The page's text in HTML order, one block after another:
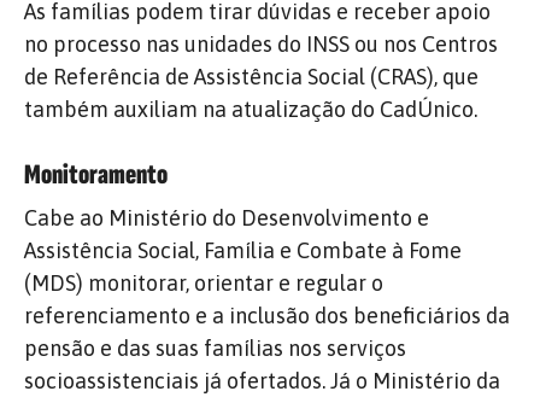
As famílias podem tirar dúvidas e receber apoio
no processo nas unidades do INSS ou nos Centros
de Referência de Assistência Social (CRAS), que
também auxiliam na atualização do CadÚnico.
Monitoramento
Cabe ao Ministério do Desenvolvimento e
Assistência Social, Família e Combate à Fome
(MDS) monitorar, orientar e regular o
referenciamento e a inclusão dos beneficiários da
pensão e das suas famílias nos serviços
socioassistenciais já ofertados. Já o Ministério da